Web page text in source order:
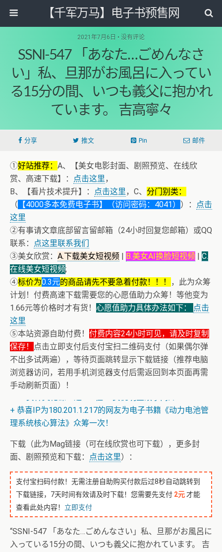
【千军万马】电子书预售网
2021年7月6日 • 没有评论
SSNI-547 「あなた…ごめんなさ
い」私、旦那がお風呂に入ってい
る15分の間、いつも義父に抱かれ
ています。 吉高寧々
分享 推文 Pin 邮件
①好站推荐： A、【美女电影封面、剧照预览、在线欣
赏、高速下载】：
点击这里，
B、【看片技术提升】：
点击这里，C、 分门别类：
（ 【4000多本免费电子书】（访问密码：4041） ）：
点击
这里
②有事请文章底部留言留邮箱（24小时回复您邮箱）或QQ
联系：
点这里联系我们
③美女欣赏： A.下载美女短视频 | B.美女AI换脸短视频 | C.
在线美女短视频;
④标价为0.3元的商品请先不要急着付款！！！
，此为众筹
计划！付费高速下载需要您的心愿值助力众筹！等他变为
1.66元等价格时才有货！ 心愿值助力具体办法如下：
点击
这里
⑤本站资源自助付费！ 付费内容24小时可见，请及时复制
保存！
点击立即支付后支付宝扫二维码支付（如果偶尔弹
不出多试两遍），等待页面跳转显示下载链接（推荐电脑
浏览器访问，若用手机浏览器支付后需返回到本页面再需
手动刷新页面）！
+ 恭喜IP为180.201.1.217的网友为电子书籍《动力电池管
理系统核心算法》众筹一次！
下载（此为Mag链接（可在线欣赏也可下载），更多封
面、剧照预览和下载：
点击这里）：
支付宝扫码付款！无需注册自助购买付款后过8秒自动跳转到
下载链接，7天时间有效请及时下载！您需要先支付 2元 才能
查看此处内容！ 立即支付
“SSNI-547 「あなた…ごめんなさい」私、旦那がお風呂に
入っている15分の間、いつも義父に抱かれています。 吉